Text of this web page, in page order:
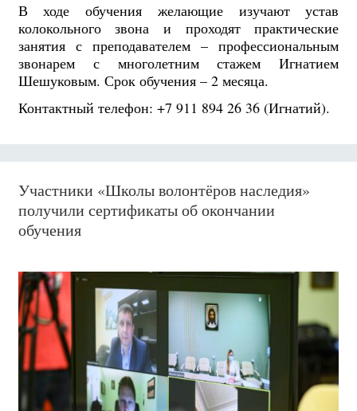
В ходе обучения желающие изучают устав
колокольного звона и проходят практические
занятия с преподавателем – профессиональным
звонарем с многолетним стажем Игнатием
Шешуковым. Срок обучения – 2 месяца.
Контактный телефон: +7 911 894 26 36 (Игнатий).
Участники «Школы волонтёров наследия»
получили сертификаты об окончании
обучения